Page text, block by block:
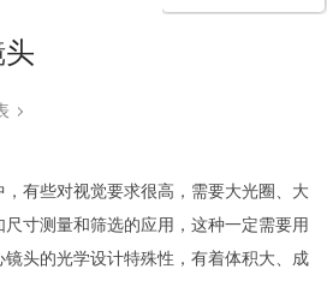
有些对视觉要求很高，需要大光圈、大
寸测量和筛选的应用，这种一定需要用
头的光学设计特殊性，有着体积大、成